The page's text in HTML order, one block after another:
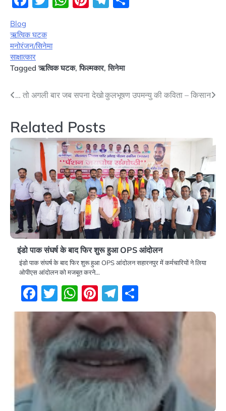
Blog
ऋत्विक घटक
मनोरंजन/सिनेमा
साक्षात्कार
Taggedऋत्विक घटक,फिल्मकार,सिनेमा
Post
… तो अगली बार जब सपना देखोकुलभूषण उपमन्यु की कविता – किसान
Related Posts
इंडो पाक संघर्ष के बाद फिर शुरू हुआ OPS आंदोलन
इंडो पाक संघर्ष के बाद फिर शुरू हुआ OPS आंदोलन सहारनपुर में कर्मचारियों ने लिया
ओपीएस आंदोलन को मजबूत करने…
Facebook
Twitter
WhatsApp
Pinterest
Telegram